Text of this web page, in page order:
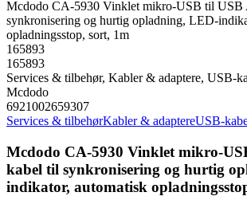
Mcdodo CA-5930 Vinklet mikro-USB til USB
synkronisering og hurtig opladning, LED-
opladningsstop, sort, 1m
165893
165893
Services & tilbehør, Kabler & adaptere, USB-
Mcdodo
6921002659307
Services & tilbehørKabler & adaptereUSB-
Mcdodo CA-5930 Vinklet mikro-
kabel til synkronisering og hurtig
indikator, automatisk